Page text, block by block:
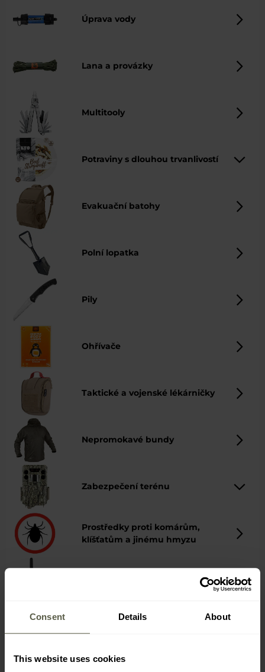
Consent Details About
This website uses cookies
Úprava vody
Lana a provázky
Multitooly
Potraviny s dlouhou trvanlivostí
Evakuační batohy
Polní lopatka
Pily
Ohřívače
Taktické a vojenské lékárničky
Nepromokavé bundy
Zabezpečení terénu
Prostředky proti komárům,
klíšťatům a jinému hmyzu